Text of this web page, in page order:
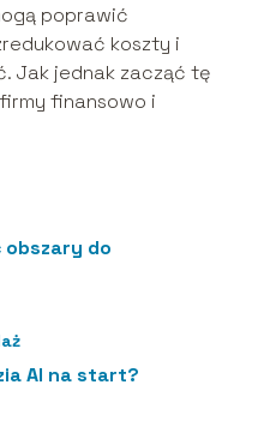
poprawić
koszty i
Jak jednak zacząć tę
finansowo i
do
AI na start?